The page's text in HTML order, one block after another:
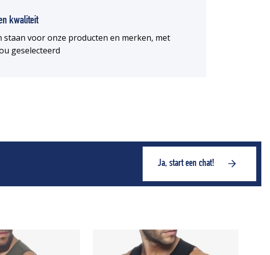
kwaliteit
staan voor onze producten en merken, met
geselecteerd
Ja, start een chat!